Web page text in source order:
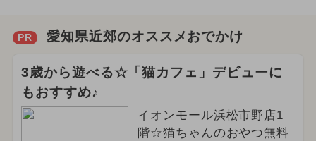
PR 愛知県近郊のオススメおでかけ
3歳から遊べる☆「猫カフェ」デビューに
もおすすめ♪
イオンモール浜松市野店1
階☆猫ちゃんのおやつ無料